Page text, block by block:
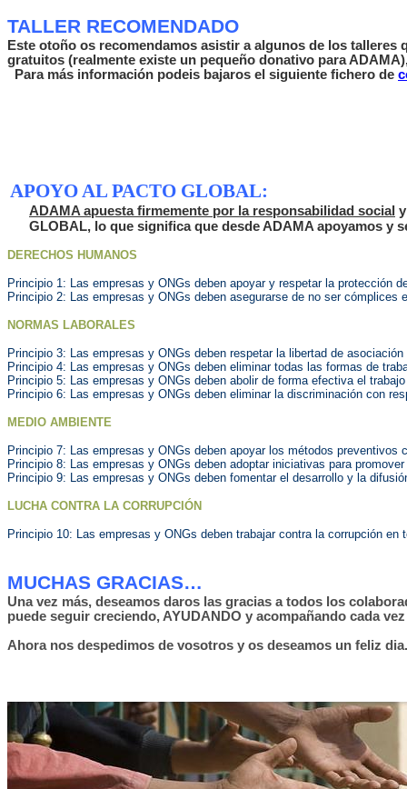
TALLER RECOMENDADO
Este otoño os recomendamos asistir a algunos de los
gratuitos (realmente existe un pequeño donativo para
Para más información podeis bajaros el siguiente fichero de
APOYO AL PACTO GLOBAL:
ADAMA apuesta firmemente por la responsabilidad social
GLOBAL, lo que significa que desde ADAMA apoyamos y
DERECHOS HUMANOS
Principio 1: Las empresas y ONGs deben apoyar y respetar la protección
Principio 2: Las empresas y ONGs deben asegurarse de no ser cómplices
NORMAS LABORALES
Principio 3: Las empresas y ONGs deben respetar la libertad de
Principio 4: Las empresas y ONGs deben eliminar todas las formas de
Principio 5: Las empresas y ONGs deben abolir de forma efectiva el
Principio 6: Las empresas y ONGs deben eliminar la discriminación con
MEDIO AMBIENTE
Principio 7: Las empresas y ONGs deben apoyar los métodos preventivos
Principio 8: Las empresas y ONGs deben adoptar iniciativas para
Principio 9: Las empresas y ONGs deben fomentar el desarrollo y la
LUCHA CONTRA LA CORRUPCIÓN
Principio 10: Las empresas y ONGs deben trabajar contra la corrupción
MUCHAS GRACIAS…
Una vez más, deseamos daros las gracias a todos los
puede seguir creciendo, AYUDANDO y acompañando cada
Ahora nos despedimos de vosotros y os deseamos un feliz dia.